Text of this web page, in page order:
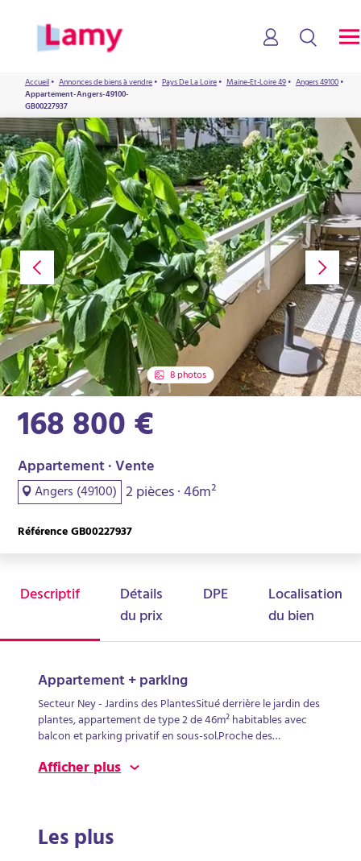
Accueil• Annonces de biens à vendre• Pays De La Loire• Maine-Et-Loire 49• Angers 49100•
Appartement-Angers-49100-
GB00227937
8 photos
Appartement · Vente
Angers (49100) 2 pièces · 46m²
168 800 €
Référence GB00227937
Descriptif Détails
du prix
DPE Localisation
du bien
Appartement + parking
Secteur Ney - Jardins des PlantesSitué derrière le jardin des
plantes, appartement de type 2 de 46m² habitables avec
balcon et parking privatif en sous-sol.Proche des
centre-ville, CHU.Faire vite!
Afficher plus
Les plus